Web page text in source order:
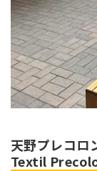
天野プレコ
Textil